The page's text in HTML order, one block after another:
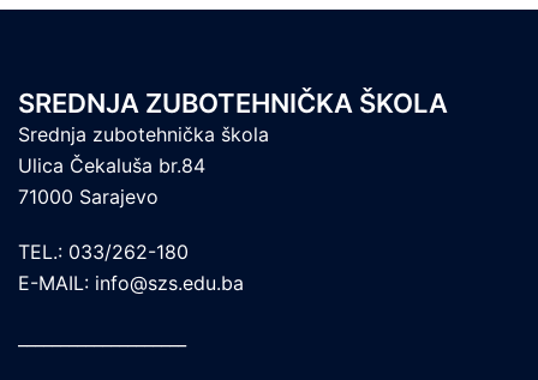
SREDNJA ZUBOTEHNIČKA ŠKOLA
Srednja zubotehnička škola
Ulica Čekaluša br.84
71000 Sarajevo
TEL.: 033/262-180
E-MAIL: info@szs.edu.ba